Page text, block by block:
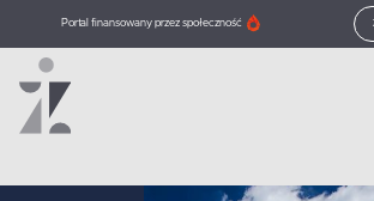
Portal finansowany przez społeczność